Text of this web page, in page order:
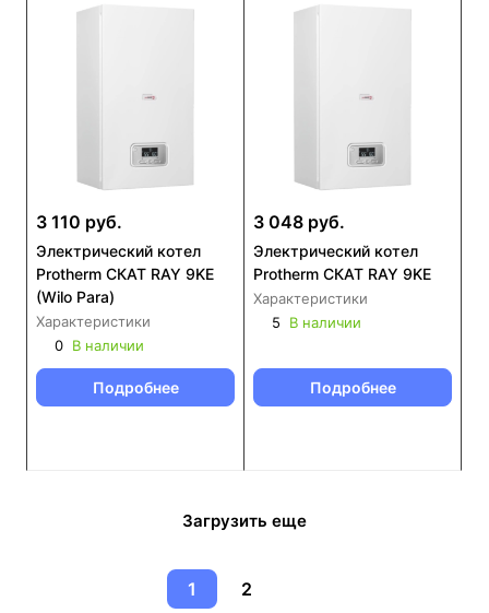
3 110 руб.
Электрический котел
Protherm СКАТ RAY 9KE
(Wilo Para)
Характеристики
0 В наличии
Подробнее
3 048 руб.
Электрический котел
Protherm СКАТ RAY 9KE
Характеристики
5
В наличии
Подробнее
Загрузить еще
1 2